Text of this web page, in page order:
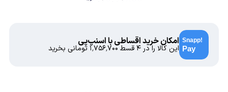
امکان خرید اقساطی با اسنپ‌پی
این کالا را در ۴ قسط ۱٬۷۵۶٬۷۰۰تومانی بخرید